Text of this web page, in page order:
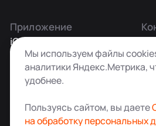
Приложение
iOS
Android
+7
Мы используем файлы
аналитики Яндекс.Метрика,
удобнее.
Пользуясь сайтом, вы даете
на обработку персональных